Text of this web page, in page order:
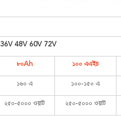
36V 48V 60V 72V
৮০Ah ১০০ এএইচ
১৬০ এ ১০০-১৫০ এ
২৫০-৫০০০ ওয়াট ২৫০-৫০০০ ওয়াট